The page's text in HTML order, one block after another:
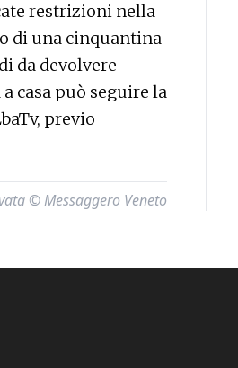
restrizioni nella
di una cinquantina
da devolvere
casa può seguire la
previo
© Messaggero Veneto